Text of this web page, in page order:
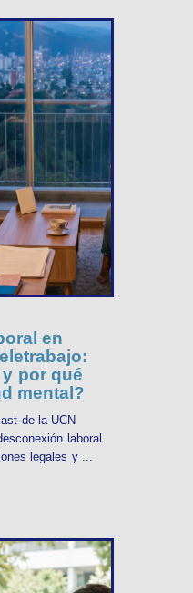
en
por qué
mental?
de la UCN
laboral
legales y ...